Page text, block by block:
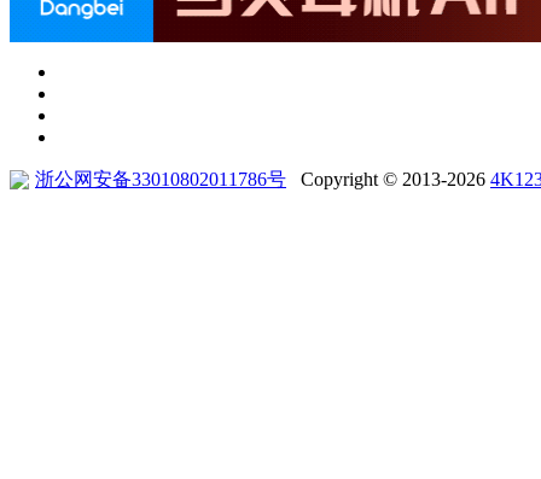
浙公网安备33010802011786号 Copyright © 2013-2026